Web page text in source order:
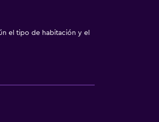
el tipo de habitación y el